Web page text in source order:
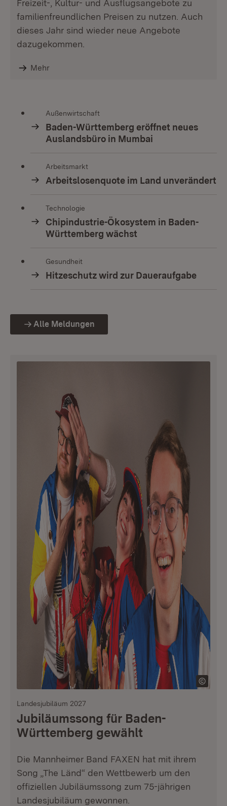
Freizeit-, Kultur- und Ausflugsangebote zu
familienfreundlichen Preisen zu nutzen. Auch
dieses Jahr sind wieder neue Angebote
dazugekommen.
Mehr
Außenwirtschaft
Baden-Württemberg eröffnet neues
Auslandsbüro in Mumbai
Arbeitsmarkt
Arbeitslosenquote im Land unverändert
Technologie
Chipindustrie-Ökosystem in Baden-
Württemberg wächst
Gesundheit
Hitzeschutz wird zur Daueraufgabe
Alle Meldungen
Landesjubiläum 2027
Jubiläumssong für Baden-
Württemberg gewählt
Die Mannheimer Band FAXEN hat mit ihrem
Song „The Länd“ den Wettbewerb um den
offiziellen Jubiläumssong zum 75-jährigen
Landesjubiläum gewonnen.